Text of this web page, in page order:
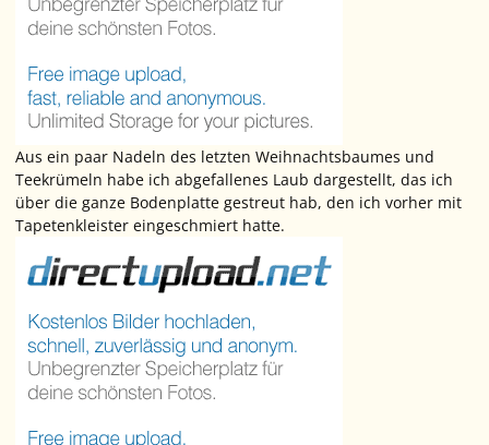
Aus ein paar Nadeln des letzten Weihnachtsbaumes und
Teekrümeln habe ich abgefallenes Laub dargestellt, das ich
über die ganze Bodenplatte gestreut hab, den ich vorher mit
Tapetenkleister eingeschmiert hatte.